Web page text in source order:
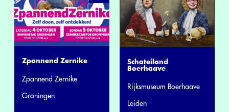
Zpannend Zernike
Zpannend Zernike
Groningen
Schateiland
Boerhaave
Rijksmuseum Boerhaave
Leiden